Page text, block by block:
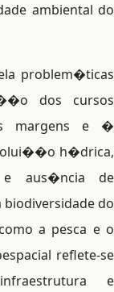
ambiental do
problem�ticas
dos cursos
margens e �
h�drica,
e aus�ncia de
do
a pesca e o
reflete-se
e